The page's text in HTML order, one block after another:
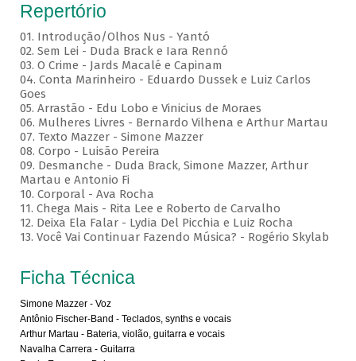
Repertório
01. Introdução/Olhos Nus - Yantó
02. Sem Lei - Duda Brack e Iara Rennó
03. O Crime - Jards Macalé e Capinam
04. Conta Marinheiro - Eduardo Dussek e Luiz Carlos
Goes
05. Arrastão - Edu Lobo e Vinicius de Moraes
06. Mulheres Livres - Bernardo Vilhena e Arthur Martau
07. Texto Mazzer - Simone Mazzer
08. Corpo - Luisão Pereira
09. Desmanche - Duda Brack, Simone Mazzer, Arthur
Martau e Antonio Fi
10. Corporal - Ava Rocha
11. Chega Mais - Rita Lee e Roberto de Carvalho
12. Deixa Ela Falar - Lydia Del Picchia e Luiz Rocha
13. Você Vai Continuar Fazendo Música? - Rogério Skylab
Ficha Técnica
Simone Mazzer - Voz
Antônio Fischer-Band - Teclados, synths e vocais
Arthur Martau - Bateria, violão, guitarra e vocais
Navalha Carrera - Guitarra